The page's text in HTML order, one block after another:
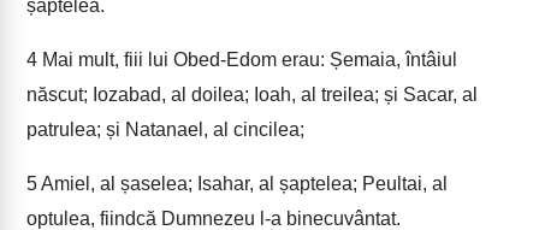
șaptelea.
4 Mai mult, fiii lui Obed-Edom erau: Șemaia, întâiul
născut; Iozabad, al doilea; Ioah, al treilea; și Sacar, al
patrulea; și Natanael, al cincilea;
5Amiel, al șaselea; Isahar, al șaptelea; Peultai, al
optulea, fiindcă Dumnezeu l-a binecuvântat.